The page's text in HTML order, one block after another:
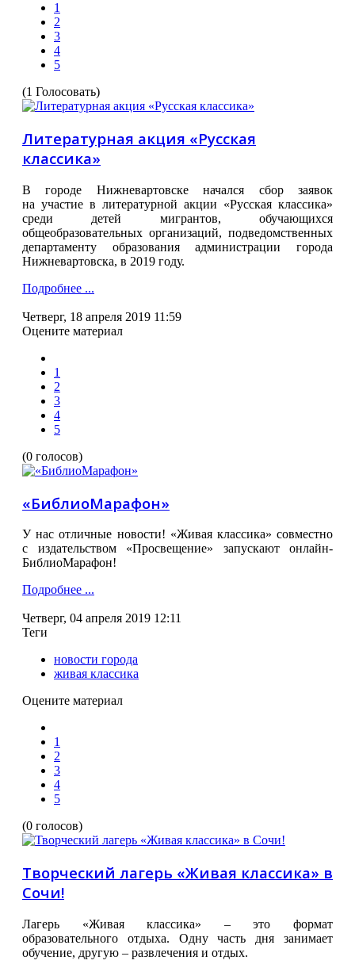
1
2
3
4
5
(1 Голосовать)
Литературная акция «Русская
классика»
В городе Нижневартовске начался сбор заявок
на участие в литературной акции «Русская классика»
среди детей мигрантов, обучающихся
общеобразовательных организаций, подведомственных
департаменту образования администрации города
Нижневартовска, в 2019 году.
Подробнее ...
Четверг, 18 апреля 2019 11:59
Оцените материал
1
2
3
4
5
(0 голосов)
«БиблиоМарафон»
У нас отличные новости! «Живая классика» совместно
с издательством «Просвещение» запускают онлайн-
БиблиоМарафон!
Подробнее ...
Четверг, 04 апреля 2019 12:11
Теги
новости города
живая классика
Оцените материал
1
2
3
4
5
(0 голосов)
Творческий лагерь «Живая классика» в
Сочи!
Лагерь «Живая классика» – это формат
образовательного отдыха. Одну часть дня занимает
обучение, другую – развлечения и отдых.